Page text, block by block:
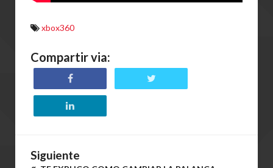
xbox360
Compartir via:
Siguiente